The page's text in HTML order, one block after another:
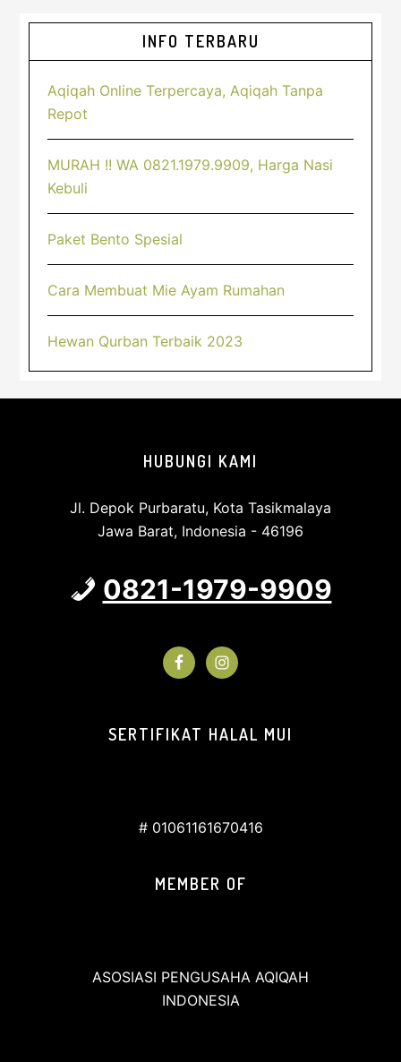
Sidebar
Utama
INFO TERBARU
Aqiqah Online Terpercaya, Aqiqah Tanpa
Repot
MURAH !! WA 0821.1979.9909, Harga Nasi
Kebuli
Paket Bento Spesial
Cara Membuat Mie Ayam Rumahan
Hewan Qurban Terbaik 2023
HUBUNGI KAMI
Jl. Depok Purbaratu, Kota Tasikmalaya
Jawa Barat, Indonesia - 46196
0821-1979-9909
SERTIFIKAT HALAL MUI
# 01061161670416
MEMBER OF
ASOSIASI PENGUSAHA AQIQAH
INDONESIA